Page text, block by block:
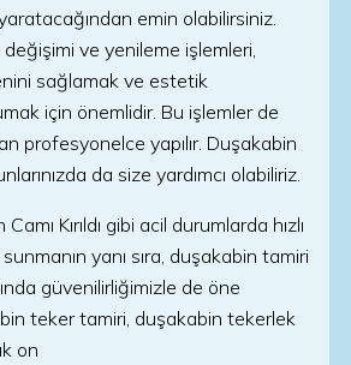
emin olabilirsiniz.
ve yenileme işlemleri,
sağlamak ve estetik
için önemlidir. Bu işlemler de
profesyonelce yapılır. Duşakabin
da size yardımcı olabiliriz.
Kırıldı gibi acil durumlarda hızlı
yanı sıra, duşakabin tamiri
güvenilirliğimizle de öne
teker tamiri, duşakabin tekerlek
on